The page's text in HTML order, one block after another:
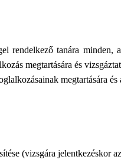
tanára minden, a
megtartására és
megtartására és
(vizsgára jelentkezéskor